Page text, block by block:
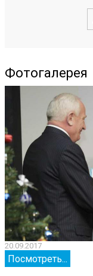
Фотогалерея
20.09.2017
Посмотреть...